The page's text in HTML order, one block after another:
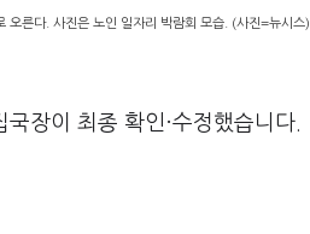
른다. 사진은 노인 일자리 박람회 모습. (사진=뉴시스)
장이 최종 확인·수정했습니다.